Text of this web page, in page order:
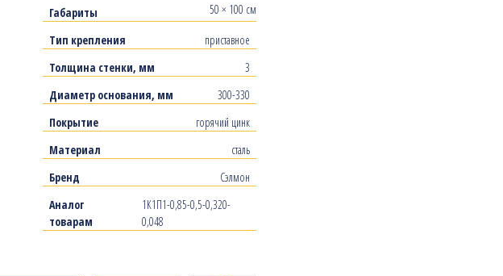
Габариты
50 × 100 см
Тип крепления
приставное
Толщина стенки, мм
3
Диаметр основания, мм
300-330
Покрытие
горячий цинк
Материал
сталь
Бренд
Сэлмон
Аналог
товарам
1К1П1-0,85-0,5-0,320-
0,048